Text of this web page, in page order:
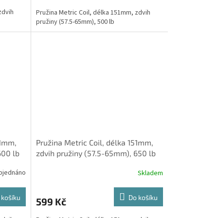
Pružina Metric Coil, délka 151mm, zdvih
pružiny (57.5-65mm), 500 lb
lb
Pružina Metric Coil, délka 151mm,
zdvih pružiny (57.5-65mm), 650 lb
Skladem
599 Kč Do košíku